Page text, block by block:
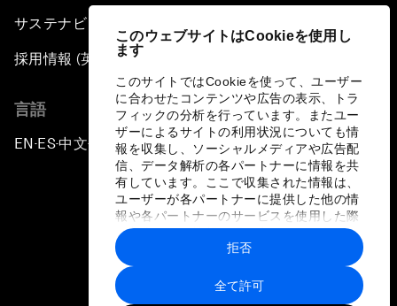
このウェブサイトはCookieを使用し
ます
このサイトではCookieを使って、ユーザー
に合わせたコンテンツや広告の表示、トラ
フィックの分析を行っています。またユー
ザーによるサイトの利用状況についても情
報を収集し、ソーシャルメディアや広告配
信、データ解析の各パートナーに情報を共
有しています。ここで収集された情報は、
ユーザーが各パートナーに提供した他の情
報や各パートナーのサービスを使用した際
に収集された情報と組み合わされ、各パー
トナーによって使用されることがありま
す。
全て許可
拒否
サステナビリティへの取り組み
採用情報 (英語のみ)
言語
EN ▪ ES▪中文▪ 日本語
プライバシーポリシーと利用規約
サイトマップ